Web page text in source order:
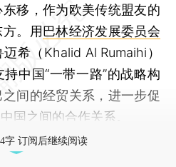
移，作为欧美传统盟友的
。用巴林经济发展委员会
希（Khalid Al Rumaihi）
中国“一带一路”的战略构
间的经贸关系，进一步促
国之间的合作关系。
字 订阅后继续阅读